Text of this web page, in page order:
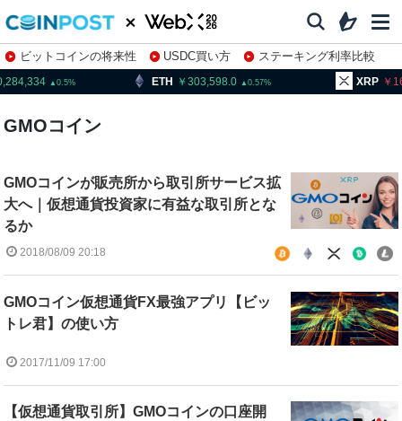
ビットコインの将来性 USDC買い方
ステーキング利率比較
株特集・関連銘柄
0.5 ETH 303,598.0 0.57 XRP
GMOコイン
GMOコインが販売所から取引所サービス拡
大へ｜仮想通貨投資家に有益な取引所とな
るか
2018/08/09 20:18
GMOコイン仮想通貨FX最強アプリ【ビッ
トレ君】の使い方
2017/11/09 17:00
【仮想通貨取引所】GMOコインの口座開